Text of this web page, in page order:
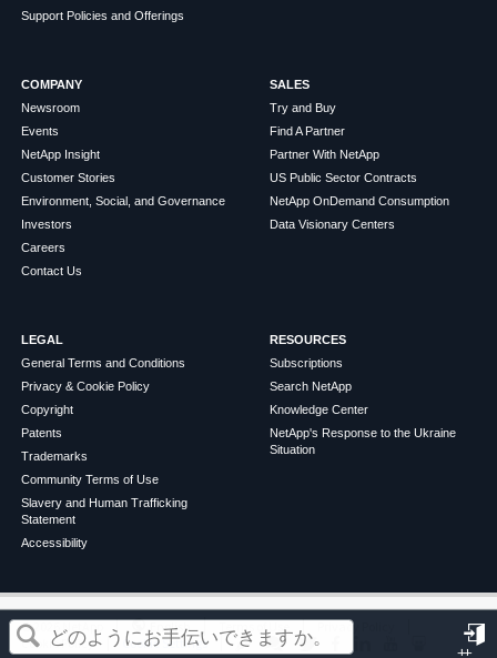
この記事は役に立ちましたか？
Support Policies and Offerings
COMPANY
Newsroom
Events
NetApp Insight
Customer Stories
Environment, Social, and Governance
Investors
Careers
Contact Us
SALES
Try and Buy
Find A Partner
Partner With NetApp
US Public Sector Contracts
NetApp OnDemand Consumption
Data Visionary Centers
LEGAL
General Terms and Conditions
Privacy & Cookie Policy
Copyright
Patents
Trademarks
Community Terms of Use
Slavery and Human Trafficking
Statement
Accessibility
RESOURCES
Subscriptions
Search NetApp
Knowledge Center
NetApp's Response to the Ukraine
Situation
©2026 NetApp English Terms of Use
Privacy Policy
Cookie Policy
Cookie Settings